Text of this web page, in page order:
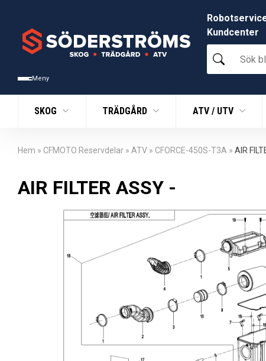
Meny
Kundcenter
Sök
bland
produkter
SKOG TRÄDGÅRD ATV / UTV
Hem » CFMOTO Reservdelar » ATV » CFORCE-450S-T3A » AIR
AIR FILTER ASSY -